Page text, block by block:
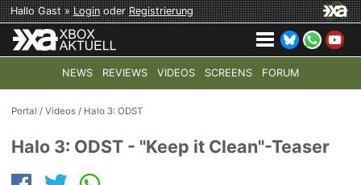
Hallo Gast »LoginoderRegistrierung
NEWS REVIEWS VIDEOS SCREENS FORUM
TOP-THEMEN: COD: MODERN WARFARE 4 HALO:
Portal /Videos / Halo 3: ODST
Halo 3: ODST - "Keep it Clean"-Teaser